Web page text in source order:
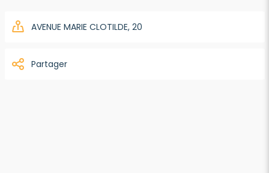
AVENUE MARIE CLOTILDE, 20
Partager